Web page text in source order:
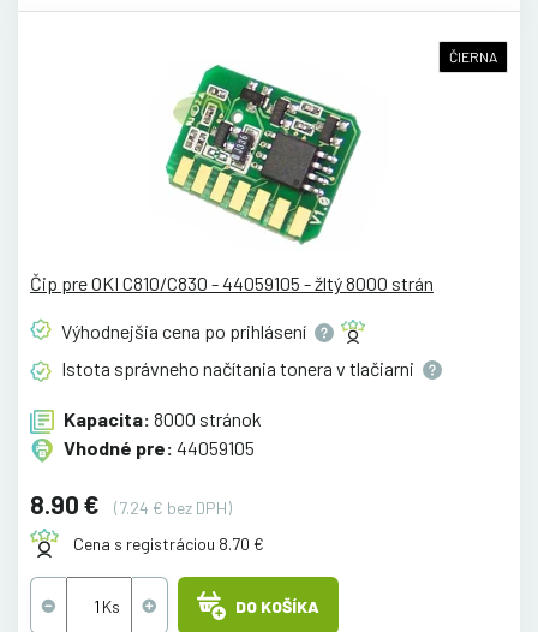
ČIERNA
Čip pre OKI C810/C830 - 44059105 - žltý 8000 strán
Výhodnejšia cena po prihlásení
Istota správneho načítania tonera v tlačiarni
Kapacita: 8000 stránok
Vhodné pre: 44059105
8.90 €
(7.24 € bez DPH)
Cena s registráciou 8.70 €
DO KOŠÍKA